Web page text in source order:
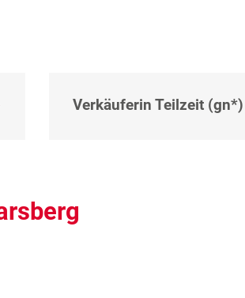
Verkäuferin Teilzeit (gn*)